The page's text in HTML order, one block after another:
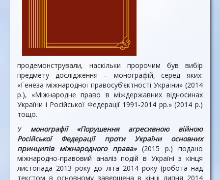
продемонстрували, наскільки пророчим був вибір
предмету дослідження – монографій, серед яких:
«Генеза міжнародної правосуб’єктності України» (2014
р.), «Міжнародне право в міждержавних відносинах
України і Російської Федерації 1991-2014 рр.» (2014 р.)
тощо.
У монографії «Порушення агресивною війною
Російської Федерації проти України основних
принципів міжнародного права» (2015 р.) подано
міжнародно-правовий аналіз подій в Україні з кінця
листопада 2013 року до літа 2014 року (робота над
текстом в основному завершена в кінці липня 2014